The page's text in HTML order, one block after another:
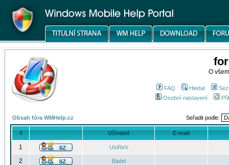
O
FAQ Hledat
Osobní nastavení
Obsah fóra WMHelp.cz Seřadit podle:
# Uživatel E-mail
1 UsiReV
2 Badel